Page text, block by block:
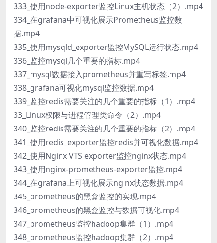
333_使用node-exporter监控Linux主机状态（2）.mp4
334_在grafana中可视化展示Prometheus监控数
据.mp4
335_使用mysqld_exporter监控MySQL运行状态.mp4
336_监控mysql几个重要的指标.mp4
337_mysql数据接入prometheus并重写标签.mp4
338_grafana可视化mysql监控数据.mp4
339_监控redis需要关注的几个重要的指标（1）.mp4
33_Linux权限与进程管理类命令（2）.mp4
340_监控redis需要关注的几个重要的指标（2）.mp4
341_使用redis_exporter监控redis并可视化数据.mp4
342_使用Nginx VTS exporter监控nginx状态.mp4
343_使用nginx-prometheus-exporter监控.mp4
344_在grafana上可视化展示nginx状态数据.mp4
345_prometheus的黑盒监控的实现.mp4
346_prometheus的黑盒监控与数据可视化.mp4
347_prometheus监控hadoop集群（1）.mp4
348_prometheus监控hadoop集群（2）.mp4